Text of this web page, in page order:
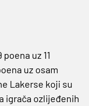
uz 11
uz osam
Lakerse koji su
igrača ozlijeđenih